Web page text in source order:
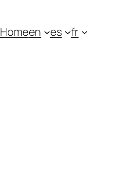
Homeen es fr